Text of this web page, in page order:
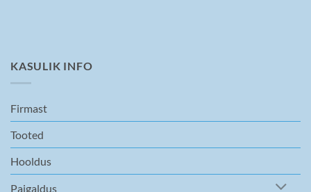
KASULIK INFO
Firmast
Tooted
Hooldus
Paigaldus